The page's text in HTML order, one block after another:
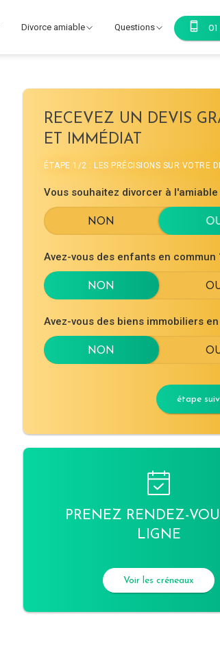
Divorce amiable Questions
RECEVEZ UN DEVIS
ET IMMÉDIAT
ÉTAPE 1/2 : LES PRÉCISIONS SUR VOTRE
Vous souhaitez divorcer à l'amiable
Avez-vous des enfants en commun
Avez-vous des biens immobiliers
étape
PRENEZ RENDEZ-
LIGNE
Voir les créneaux